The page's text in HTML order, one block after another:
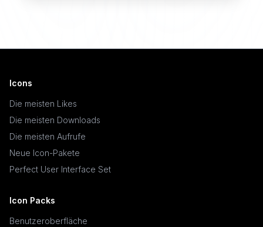
Icons
Die meisten Likes
Die meisten Downloads
Die meisten Aufrufe
Neue Icon-Pakete
Perfect User Interface Set
Icon Packs
Benutzeroberfläche